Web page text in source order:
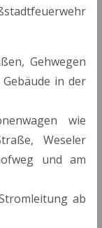
Gehwegen
in der
wie
Weseler
und am
ab